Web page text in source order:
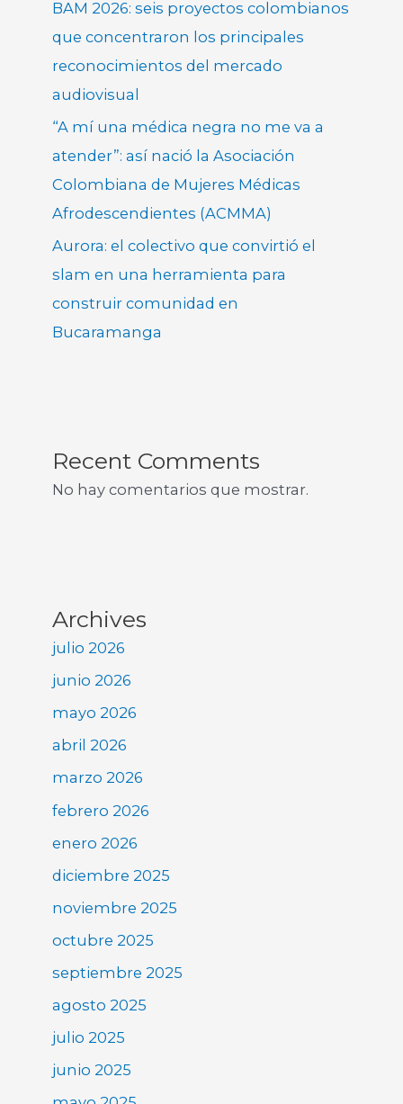
BAM 2026: seis proyectos colombianos
que concentraron los principales
reconocimientos del mercado
audiovisual
“A mí una médica negra no me va a
atender”: así nació la Asociación
Colombiana de Mujeres Médicas
Afrodescendientes (ACMMA)
Aurora: el colectivo que convirtió el
slam en una herramienta para
construir comunidad en
Bucaramanga
Recent Comments
No hay comentarios que mostrar.
Archives
julio 2026
junio 2026
mayo 2026
abril 2026
marzo 2026
febrero 2026
enero 2026
diciembre 2025
noviembre 2025
octubre 2025
septiembre 2025
agosto 2025
julio 2025
junio 2025